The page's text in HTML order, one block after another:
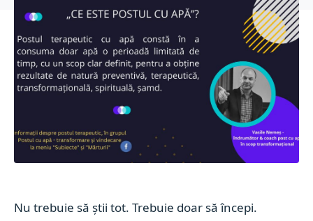
Nu trebuie să știi tot. Trebuie doar să începi.